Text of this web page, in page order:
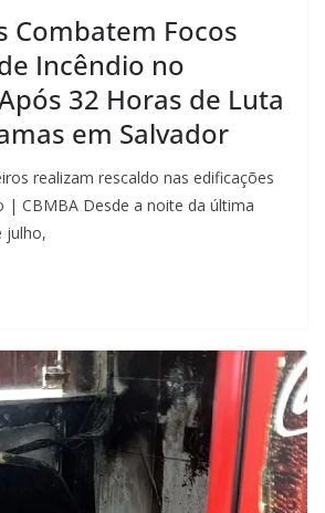
Combatem Focos
Incêndio no
32 Horas de Luta
em Salvador
realizam rescaldo nas edificações
| CBMBA Desde a noite da última
julho,